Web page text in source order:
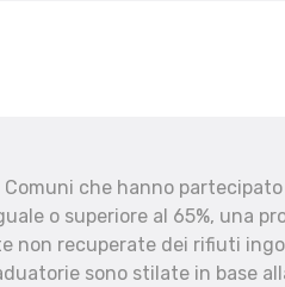
che hanno
o superiore al 65%, una
non recuperate dei rifiuti
sono stilate in base